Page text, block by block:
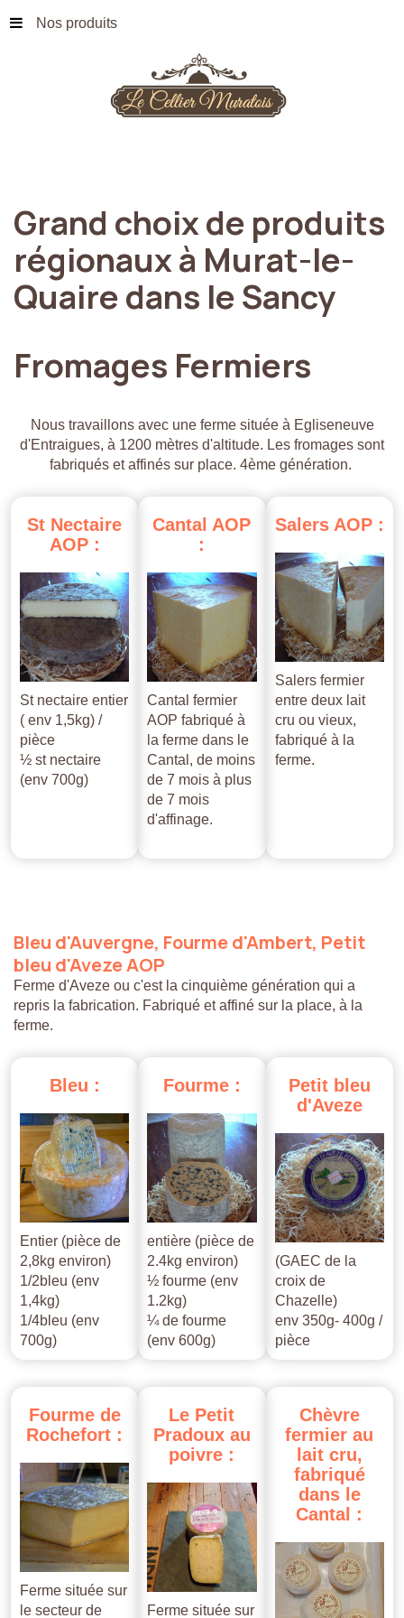
Nos produits
Grand choixde produits
régionauxà Murat-le-
Quairedans leSancy
Fromages Fermiers
Nous travaillons avec une ferme située à Egliseneuve
d'Entraigues, à 1200 mètres d'altitude. Les fromages sont
fabriqués et affinés sur place. 4ème génération.
St Nectaire
AOP :
St nectaire entier
( env 1,5kg) /
pièce
½ st nectaire
(env 700g)
Cantal AOP
:
Cantal fermier
AOP fabriqué à
la ferme dans le
Cantal, de moins
de 7 mois à plus
de 7 mois
d'affinage.
Salers AOP :
Salers fermier
entre deux lait
cru ou vieux,
fabriqué à la
ferme.
Bleu d'Auvergne, Fourmed'Ambert, Petit
bleu d'AvezeAOP
Ferme d'Aveze ou c'est la cinquième génération qui a
repris la fabrication. Fabriqué et affiné sur la place, à la
ferme.
Bleu :
Entier (pièce de
2,8kg environ)
1/2bleu (env
1,4kg)
1/4bleu (env
700g)
Fourme :
entière (pièce de
2.4kg environ)
½ fourme (env
1.2kg)
¼ de fourme
(env 600g)
Petit bleu
d'Aveze
(GAEC de la
croix de
Chazelle)
env 350g- 400g /
pièce
Fourme de
Rochefort :
Ferme située sur
le secteur de
Le Petit
Pradoux au
poivre :
Ferme située sur
Chèvre
fermier au
lait cru,
fabriqué
dans le
Cantal :